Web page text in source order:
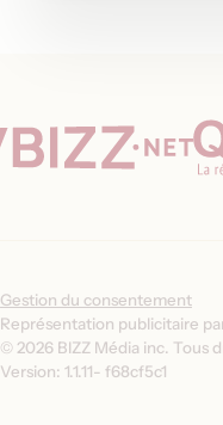
Gestion du consentement
Représentation publicitaire
© 2026 BIZZ Média inc. Tous
Version: 1.1.11- f68cf5c1